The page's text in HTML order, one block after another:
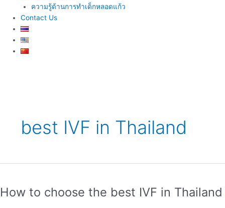
ความรู้ด้านการทำเด็กหลอดแก้ว
Contact Us
best IVF in Thailand
How to choose the best IVF in Thailand
choose